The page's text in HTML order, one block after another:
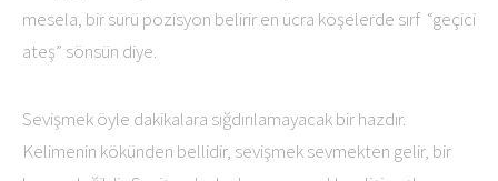
mesela, bir sürü pozisyon belirir en ücra köşelerde sırf “geçici
ateş” sönsün diye.
Sevişmek öyle dakikalara sığdırılamayacak bir hazdır.
Kelimenin kökünden bellidir, sevişmek sevmekten gelir, bir